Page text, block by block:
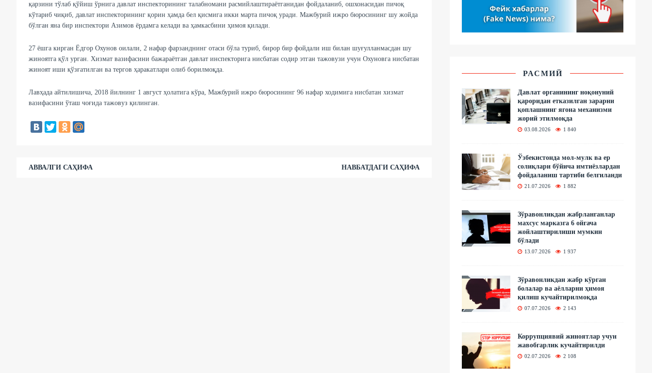
қарзини тўлаб қўйиш ўрнига давлат инспекторининг талабномани расмийлаштираётганидан фойдаланиб, ошхонасидан пичоқ
кўтариб чиқиб, давлат инспекторининг қорин ҳамда бел қисмига икки марта пичоқ уради. Мажбурий ижро бюросининг шу жойда
бўлган яна бир инспектори Азимов ёрдамга келади ва ҳамкасбини ҳимоя қилади.
27 ёшга кирган Ёдгор Охунов оилали, 2 нафар фарзанднинг отаси бўла туриб, бирор бир фойдали иш билан шуғулланмасдан шу
жиноятга қўл урган. Хизмат вазифасини бажараётган давлат инспекторига нисбатан содир этган тажовузи учун Охуновга нисбатан
жиноят иши қўзғатилган ва тергов ҳаракатлари олиб борилмоқда.
Лавҳада айтилишича, 2018 йилнинг 1 август ҳолатига кўра, Мажбурий ижро бюросининг 96 нафар ходимига нисбатан хизмат
вазифасини ўташ чоғида тажовуз қилинган.
АВВАЛГИ САҲИФА НАВБАТДАГИ САҲИФА
РАСМИЙ
Давлат органининг ноқонуний
қароридан етказилган зарарни
қоплашнинг ягона механизми
жорий этилмоқда
03.08.2026 1 840
Ўзбекистонда мол-мулк ва ер
солиқлари бўйича имтиёзлардан
фойдаланиш тартиби белгиланди
21.07.2026 1 882
Зўравонликдан жабрланганлар
махсус марказга 6 ойгача
жойлаштирилиши мумкин
бўлади
13.07.2026 1 937
Зўравонликдан жабр кўрган
болалар ва аёлларни ҳимоя
қилиш кучайтирилмоқда
07.07.2026 2 143
Коррупциявий жиноятлар учун
жавобгарлик кучайтирилди
02.07.2026 2 108